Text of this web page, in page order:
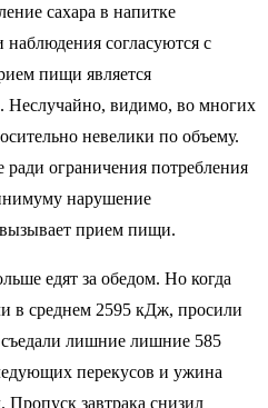
сахара в напитке
наблюдения согласуются с
пищи является
Неслучайно, видимо, во многих
невелики по объему.
ограничения потребления
нарушение
вызывает прием пищи.
едят за обедом. Но когда
в среднем 2595 кДж, просили
съедали лишние лишние 585
перекусов и ужина
Пропуск завтрака снизил